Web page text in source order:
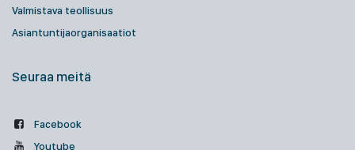
Valmistava teollisuus
Asiantuntijaorganisaatiot
Seuraa meitä
Facebook
Youtube